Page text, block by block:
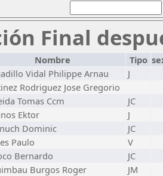
Final
Nombre Tipo
Vidal Philippe Arnau
J
Rodriguez Jose Gregorio
Tomas Ccm
JC
Ektor
J
Dominic
JC
Paulo
V
Bernardo
JC
Burgos Roger
JM